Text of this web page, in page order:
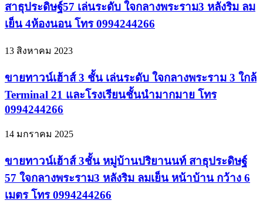
สาธุประดิษฐ์57 เล่นระดับ ใจกลางพระราม3 หลังริม ลม
เย็น 4ห้องนอน โทร 0994244266
13 สิงหาคม 2023
ขายทาวน์เฮ้าส์ 3 ชั้น เล่นระดับ ใจกลางพระราม 3 ใกล้
Terminal 21 และโรงเรียนชั้นนำมากมาย โทร
0994244266
14 มกราคม 2025
ขายทาวน์เฮ้าส์ 3ชั้น หมู่บ้านปริยานนท์ สาธุประดิษฐ์
57 ใจกลางพระราม3 หลังริม ลมเย็น หน้าบ้าน กว้าง 6
เมตร โทร 0994244266